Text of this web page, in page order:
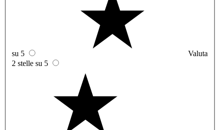
su 5
Valuta
2 stelle su 5